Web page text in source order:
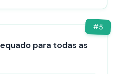
#5
para todas as